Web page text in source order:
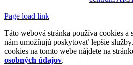
Page load link
Táto webová stránka používa cookies a
nám umožňujú poskytovať lepšie
cookies na tomto webe nájdete na
osobných údajov.